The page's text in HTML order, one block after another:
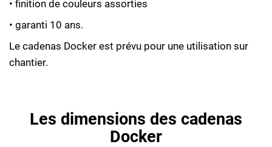
• finition de couleurs assorties
• garanti 10 ans.
Le cadenas Docker est prévu pour une utilisation sur
chantier.
Les dimensions des cadenas
Docker